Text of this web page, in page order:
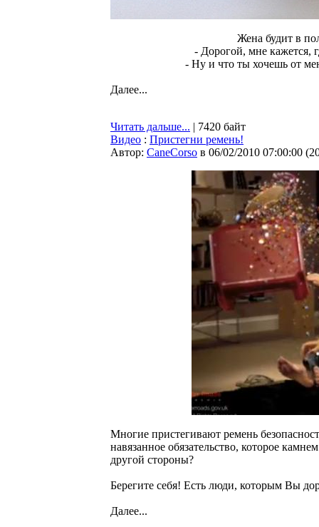
Жена будит в
- Дорогой, мне кажется,
- Ну и что ты хочешь от
Далее...
Читать дальше... | 7420 байт
Видео : Пристегни ремень!
Автор: CaneCorso в 06/02/2010 07:00:00 (
Многие пристегивают ремень
навязанное обязательство, которое
другой стороны?
Берегите себя! Есть люди, которым Вы
Далее...